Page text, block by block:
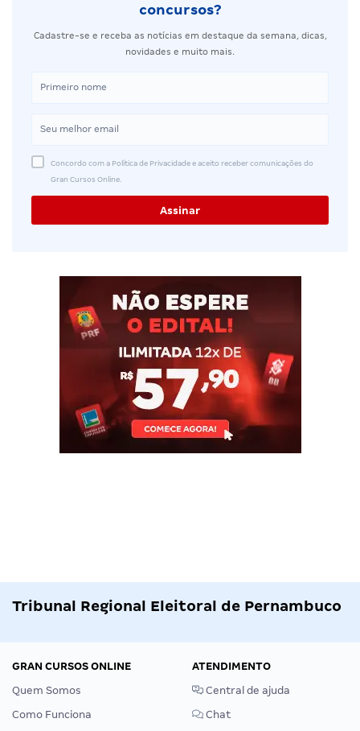
concursos?
Cadastre-se e receba as notícias em destaque da semana, dicas,
novidades e muito mais.
Concordo com a Política de Privacidade e aceito receber comunicações do
Gran Cursos Online.
Tribunal Regional Eleitoral de Pernambuco
GRAN CURSOS ONLINE
Quem Somos
Como Funciona
ATENDIMENTO
Central de ajuda
Chat